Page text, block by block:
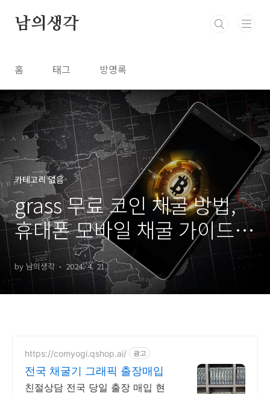
남의생각
홈 태그 방명록
카테고리 없음
grass 무료 코인 채굴 방법,
휴대폰 모바일 채굴 가이드
및 주의사항
by 남의생각 2024. 4. 21.
https://comyogi.qshop.ai/ 광고
전국 채굴기 그래픽 출장매입
친절상담 전국 당일 출장 매입 현